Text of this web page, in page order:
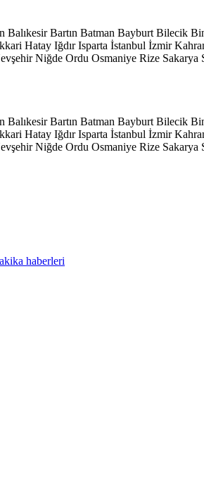
Balıkesir Bartın Batman Bayburt Bilecik
Hatay Iğdır Isparta İstanbul İzmir
Niğde Ordu Osmaniye Rize Sakarya
Balıkesir Bartın Batman Bayburt Bilecik
Hatay Iğdır Isparta İstanbul İzmir
Niğde Ordu Osmaniye Rize Sakarya